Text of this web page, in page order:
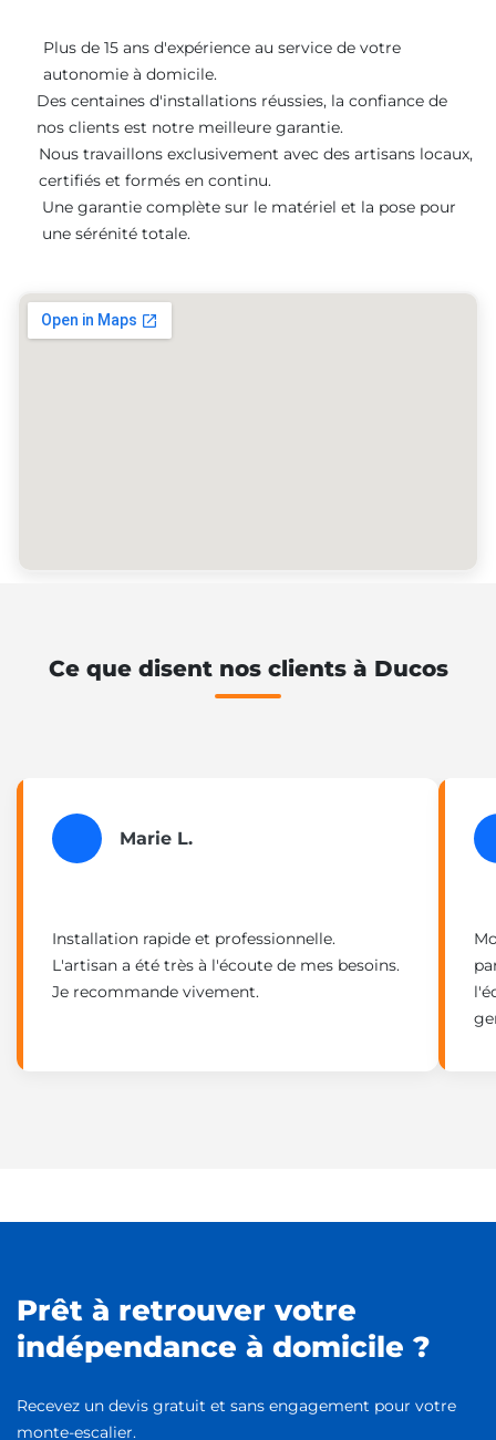
Plus de 15 ans d'expérience au service de votre
autonomie à domicile.
Des centaines d'installations réussies, la confiance de
nos clients est notre meilleure garantie.
Nous travaillons exclusivement avec des artisans locaux,
certifiés et formés en continu.
Une garantie complète sur le matériel et la pose pour
une sérénité totale.
Ce que disent nos clients à Ducos
Marie L.
Installation rapide et professionnelle.
L'artisan a été très à l'écoute de mes besoins.
Je recommande vivement.
Prêt à retrouver votre
indépendance à domicile ?
Recevez un devis gratuit et sans engagement pour votre
monte-escalier.